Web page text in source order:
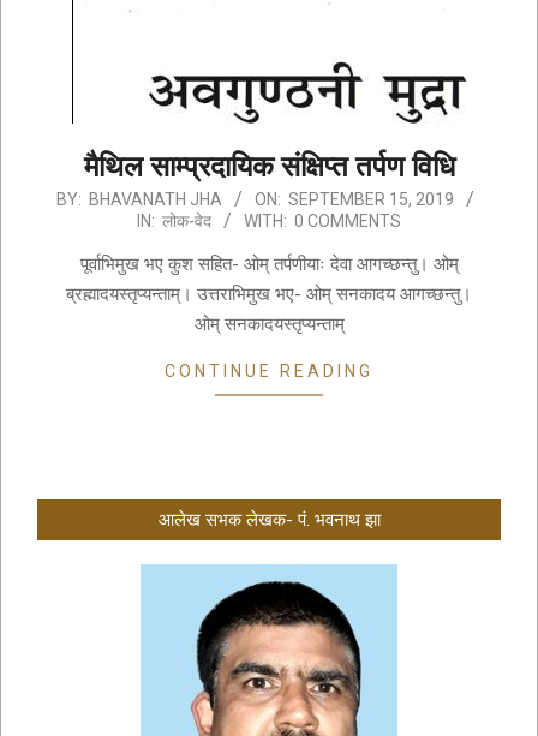
मैथिल साम्प्रदायिक संक्षिप्त तर्पण विधि
2019-
BY: BHAVANATH JHA ON: SEPTEMBER 15, 2019
IN: लोक-वेद WITH: 0 COMMENTS
पूर्वाभिमुख भए कुश सहित- ओम् तर्पणीयाः देवा आगच्छन्तु। ओम्
ब्रह्मादयस्तृप्यन्ताम्। उत्तराभिमुख भए- ओम् सनकादय आगच्छन्तु।
ओम् सनकादयस्तृप्यन्ताम्
CONTINUE READING
आलेख सभक लेखक- पं. भवनाथ झा